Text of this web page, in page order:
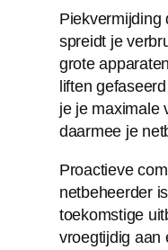
Piekvermijding
spreidt je
grote
liften
je je maximale
daarmee je
Proactieve
netbeheerder
toekomstige
vroegtijdig aan